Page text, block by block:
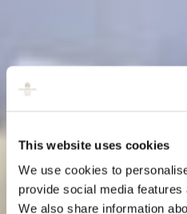
This website uses cookies
We use cookies to
provide social media
We also share information